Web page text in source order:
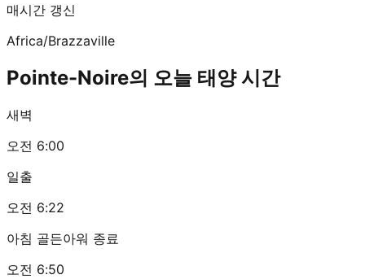
매시간 갱신
Africa/Brazzaville
Pointe-Noire의 오늘 태양 시간
새벽
오전 6:00
일출
오전 6:22
아침 골든아워 종료
오전 6:50